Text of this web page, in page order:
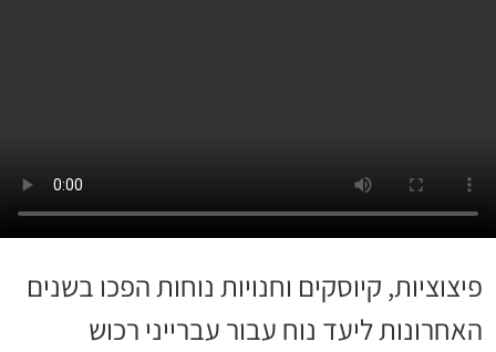
פיצוציות, קיוסקים וחנויות נוחות הפכו בשנים
האחרונות ליעד נוח עבור עברייני רכוש